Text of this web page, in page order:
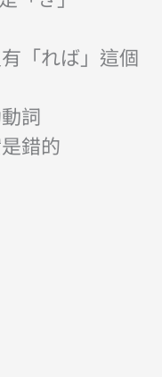
「れば」這個
詞
錯的